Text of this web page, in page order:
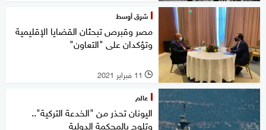
شرق أوسط
مصر وقبرص تبحثان القضايا الإقليمية
وتؤكدان على "التعاون"
l 11 فبراير 2021
عالم
اليونان تحذر من "الخدعة التركية"..
وتلوح بالمحكمة الدولية